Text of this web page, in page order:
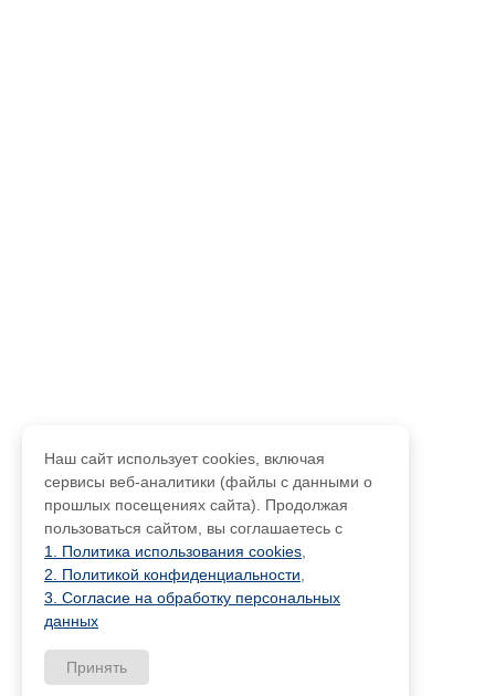
Наш сайт использует cookies, включая
сервисы веб-аналитики (файлы с данными о
прошлых посещениях сайта). Продолжая
пользоваться сайтом, вы соглашаетесь с
1. Политика использования cookies
2. Политикой конфиденциальности
3. Согласие на обработку персональных
данных
Принять